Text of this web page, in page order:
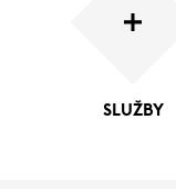
SLUŽBY